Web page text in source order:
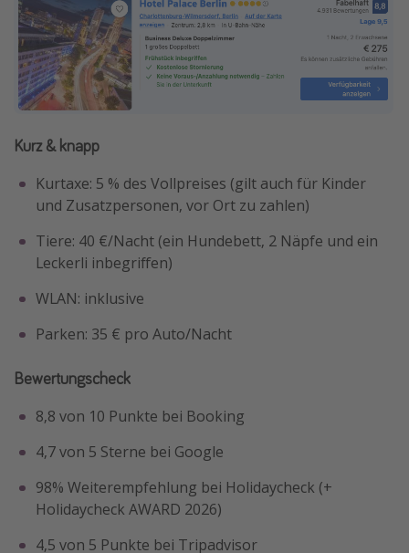
Kurz & knapp
Kurtaxe: 5 % des Vollpreises (gilt auch für Kinder
und Zusatzpersonen, vor Ort zu zahlen)
Tiere: 40 €/Nacht (ein Hundebett, 2 Näpfe und ein
Leckerli inbegriffen)
WLAN: inklusive
Parken: 35 € pro Auto/Nacht
Bewertungscheck
8,8 von 10 Punkte bei Booking
4,7 von 5 Sterne bei Google
98% Weiterempfehlung bei Holidaycheck (+
Holidaycheck AWARD 2026)
4,5 von 5 Punkte bei Tripadvisor